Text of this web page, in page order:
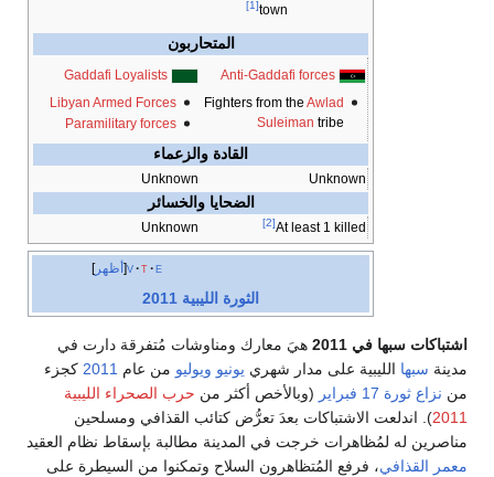
town
[1]
المتحاربون
Anti-Gaddafi forces
Fighters from theAwlad
Suleiman tribe
Gaddafi Loyalists
Libyan Armed Forces
Paramilitary forces
القادة والزعماء
Unknown
Unknown
الضحايا والخسائر
At least 1 killed
[2]
Unknown
أظهر v t e
الثورة الليبية 2011
اشتباكات سبها في 2011
هيَ معارك ومناوشات مُتفرقة دارت في
مدينة سبها الليبية على مدار شهري يونيو ويوليو من عام 2011 كجزء
من نزاع ثورة 17 فبراير (وبالأخص أكثر من حرب الصحراء الليبية
2011). اندلعت الاشتباكات بعدَ تعرُّض كتائب القذافي ومسلحين
مناصرين له لمُظاهرات خرجت في المدينة مطالبة بإسقاط نظام العقيد
معمر القذافي، فرفع المُتظاهرون السلاح وتمكنوا من السيطرة على